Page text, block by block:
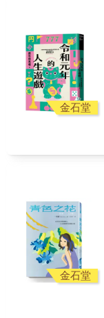
金石堂
金石堂